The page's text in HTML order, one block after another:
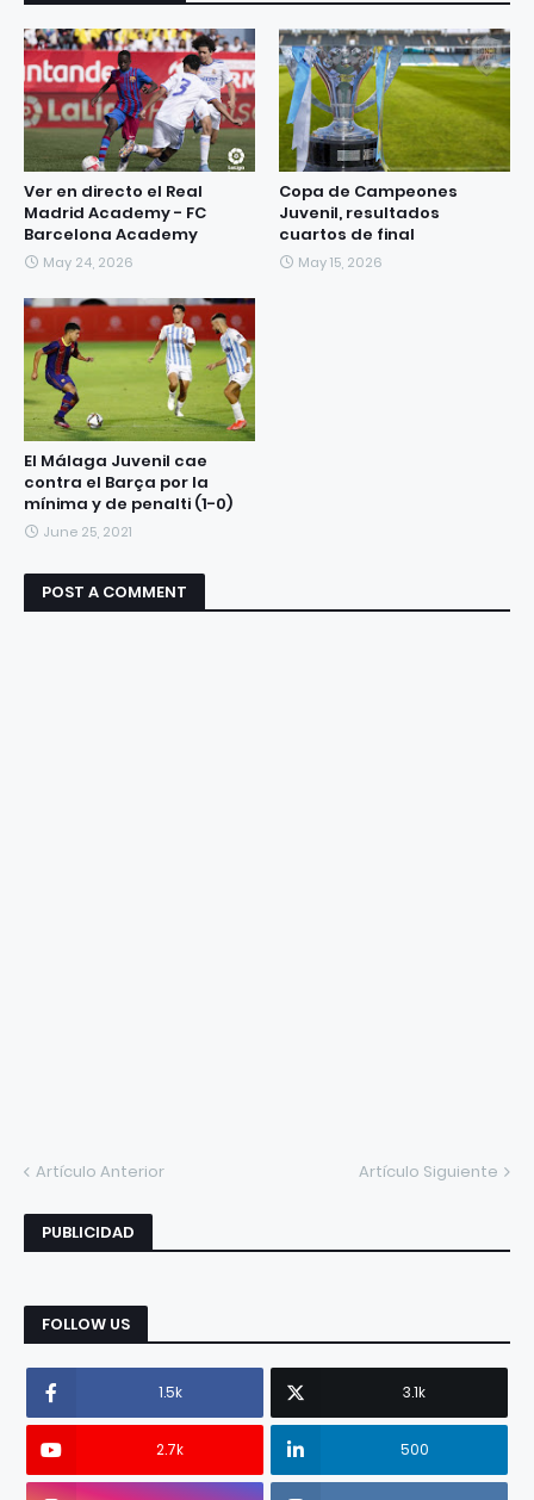
Ver en directo el Real
Madrid Academy - FC
Barcelona Academy
May 24, 2026
Copa de Campeones
Juvenil, resultados
cuartos de final
May 15, 2026
El Málaga Juvenil cae
contra el Barça por la
mínima y de penalti (1-0)
June 25, 2021
POST A COMMENT
Artículo Anterior Artículo Siguiente
PUBLICIDAD
FOLLOW US
1.5k 3.1k
2.7k 500